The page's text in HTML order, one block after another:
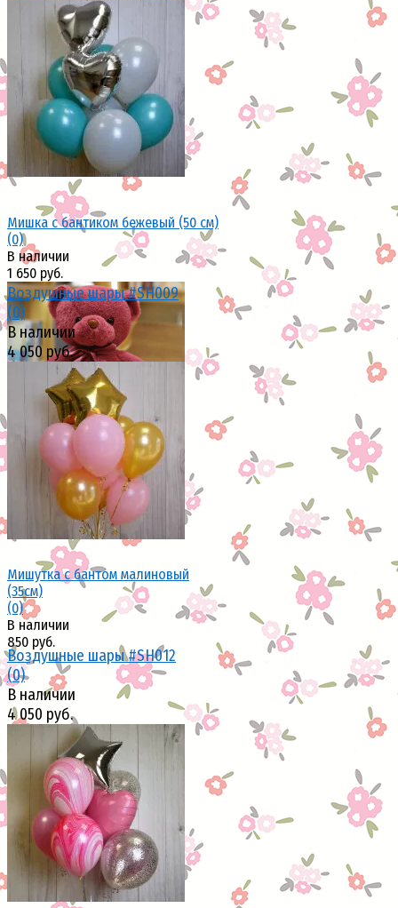
избранное сравнить
избранное сравнить
Мишка с бантиком бежевый (50 см)
(0)
В наличии
1 650 руб.
избранное сравнить
Мишутка с бантом малиновый
(35см)
(0)
В наличии
850 руб.
избранное сравнить
избранное сравнить
Воздушные шары #SH009
(0)
В наличии
4 050 руб.
избранное сравнить
Воздушные шары #SH012
(0)
В наличии
4 050 руб.